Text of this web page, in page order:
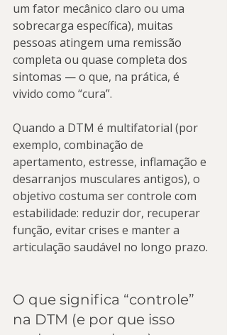
um fator mecânico claro ou uma
sobrecarga específica), muitas
pessoas atingem uma remissão
completa ou quase completa dos
sintomas — o que, na prática, é
vivido como “cura”.
Quando a DTM é multifatorial (por
exemplo, combinação de
apertamento, estresse, inflamação e
desarranjos musculares antigos), o
objetivo costuma ser controle com
estabilidade: reduzir dor, recuperar
função, evitar crises e manter a
articulação saudável no longo prazo.
O que significa “controle”
na DTM (e por que isso